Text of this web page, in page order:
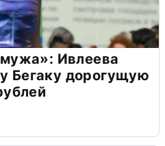
Ивлеева
Бегаку дорогущую